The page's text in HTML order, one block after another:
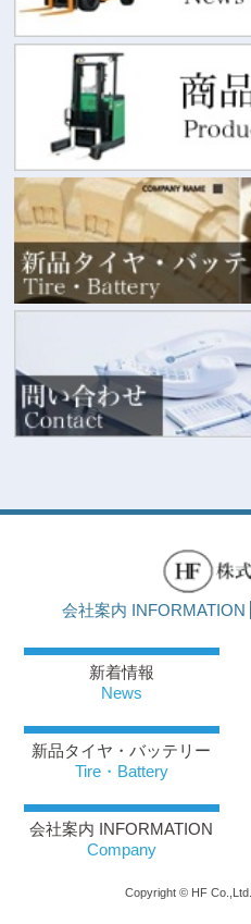
会社案内 INFORMATION
新着情報
News
新品タイヤ・バッテリー
Tire・Battery
会社案内 INFORMATION
Company
Copyright © HF